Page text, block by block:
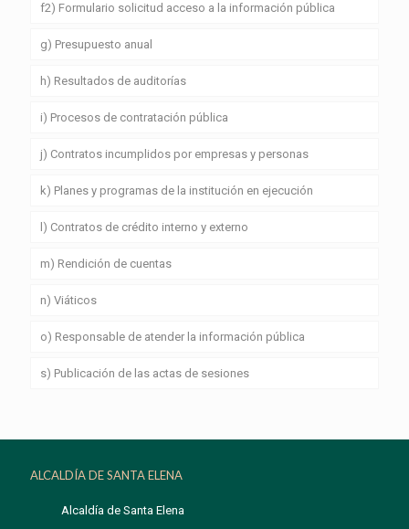
f2) Formulario solicitud acceso a la información pública
g) Presupuesto anual
h) Resultados de auditorías
i) Procesos de contratación pública
j) Contratos incumplidos por empresas y personas
k) Planes y programas de la institución en ejecución
l) Contratos de crédito interno y externo
m) Rendición de cuentas
n) Viáticos
o) Responsable de atender la información pública
s) Publicación de las actas de sesiones
ALCALDÍA DE SANTA ELENA
Alcaldía de Santa Elena